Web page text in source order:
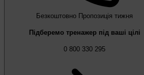
Безкоштовно Пропозиція тижня
Підберемо тренажер під ваші цілі
0 800 330 295